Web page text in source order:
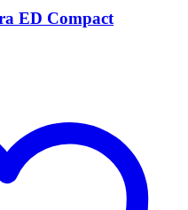
ED Compact